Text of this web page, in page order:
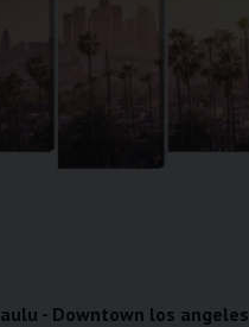
- Downtown los angeles